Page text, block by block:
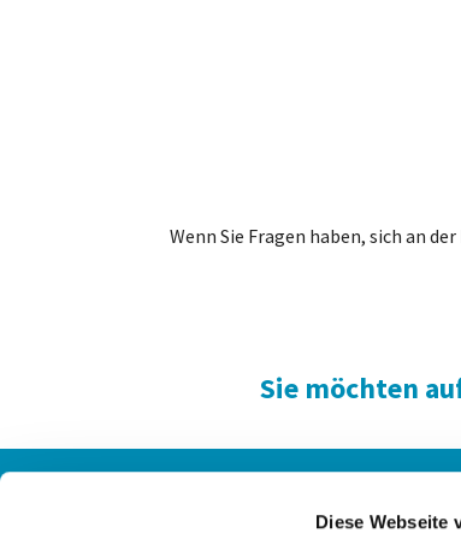
Diese Webseite
Wenn Sie Fragen haben, sich an
Sie möchten